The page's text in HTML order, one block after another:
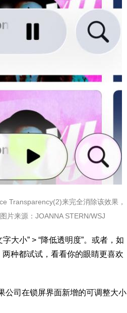
Transparency(2)来完全消除该效果，
片来源：JOANNA STERN/WSJ
大小” > “降低透明度”。或者，如
种都试试，看看你的眼睛更喜欢
公司在锁屏界面新增的可调整大小